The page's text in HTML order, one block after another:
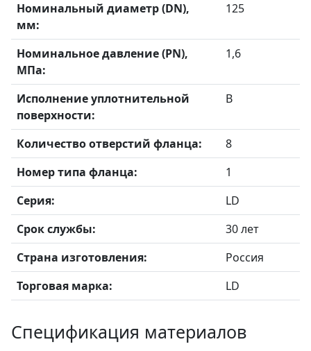
Номинальный диаметр (DN),
мм:
125
Номинальное давление (PN),
МПа:
1,6
Исполнение уплотнительной
поверхности:
B
Количество отверстий фланца:
8
Номер типа фланца:
1
Серия:
LD
Срок службы:
30 лет
Страна изготовления:
Россия
Торговая марка:
LD
Спецификация материалов